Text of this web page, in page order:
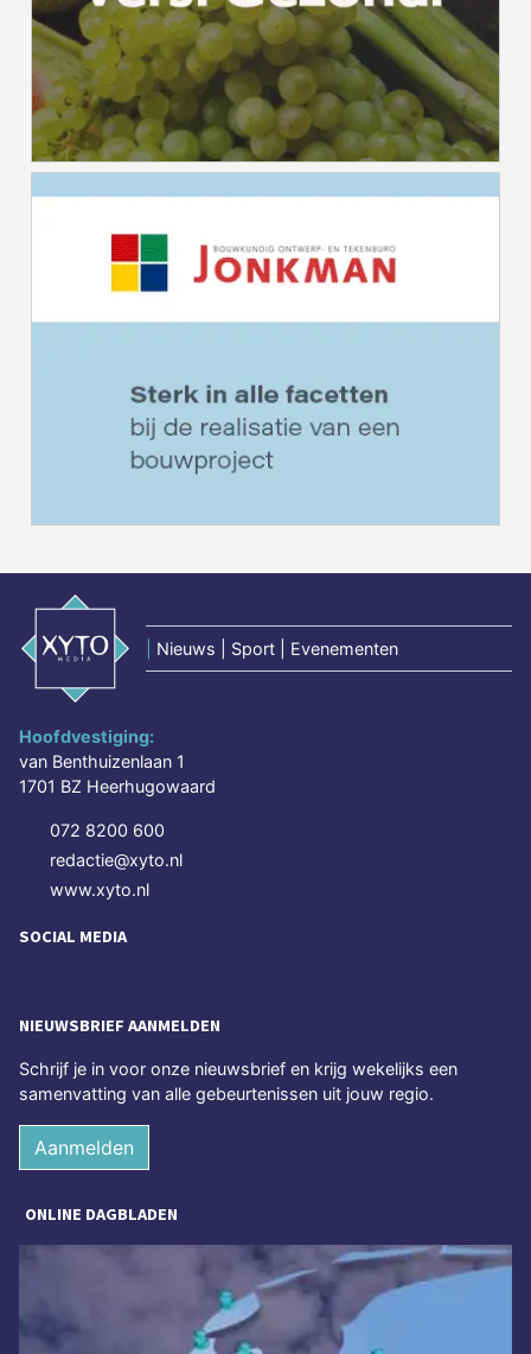
Nieuws | Sport | Evenementen
Hoofdvestiging:
van Benthuizenlaan 1
1701 BZ Heerhugowaard
072 8200 600
redactie@xyto.nl
www.xyto.nl
SOCIAL MEDIA
NIEUWSBRIEF AANMELDEN
Schrijf je in voor onze nieuwsbrief en krijg wekelijks een
samenvatting van alle gebeurtenissen uit jouw regio.
Aanmelden
ONLINE DAGBLADEN